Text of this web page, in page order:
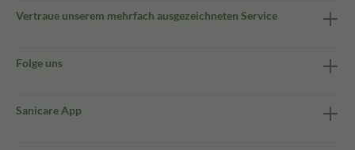
Vertraue unserem mehrfach ausgezeichneten Service
Folge uns
Sanicare App